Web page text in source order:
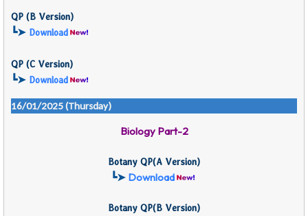
QP (B Version)
┗➤ Download
QP (C Version)
┗➤ Download
16/01/2025 (Thursday)
Biology Part-2
Botany QP(A Version)
┗➤ Download
Botany QP(B Version)